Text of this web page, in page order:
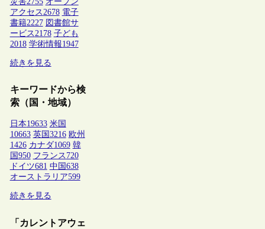
アクセス 2678 電子
書籍2227 図書館サ
ービス 2178 子ども
2018 学術情報1947
続きを見る
キーワードから検
索（国・地域）
日本19633 米国
10663 英国 3216 欧州
1426 カナダ1069 韓
国 950 フランス 720
ドイツ681 中国 638
オーストラリア599
続きを見る
「カレントアウェ